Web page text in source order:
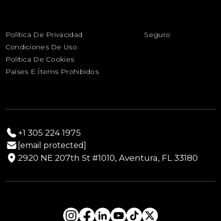
Ayuda Humanitaria
Productos Perecederos
Política De Privacidad
Condiciones De Uso
Política De Cookies
Países E Ítems Prohibidos
Seguro
+1 305 224 1975
[email protected]
2920 NE 207th St #1010, Aventura, FL 33180